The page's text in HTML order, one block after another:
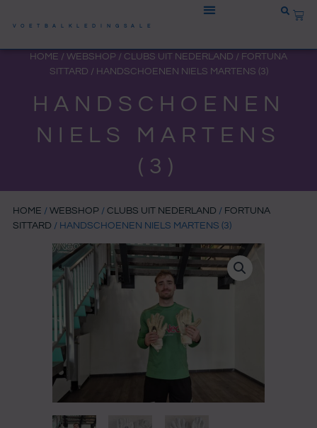
naar
de
VOETBALKLEDINGSALE
HOME / WEBSHOP / CLUBS UIT NEDERLAND / FORTUNA
SITTARD / HANDSCHOENEN NIELS MARTENS (3)
HANDSCHOENEN
NIELS MARTENS
(3)
HOME / WEBSHOP/ CLUBS UIT NEDERLAND / FORTUNA
SITTARD / HANDSCHOENEN NIELS MARTENS (3)